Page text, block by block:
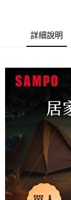
ATM付款
運送方式
大家電宅配
一般宅配
詳細說明